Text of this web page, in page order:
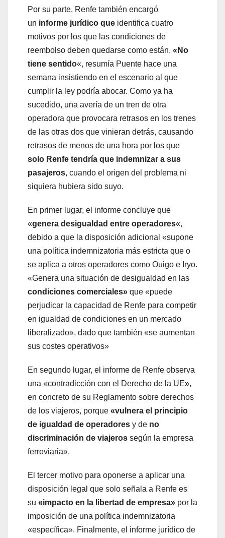
Por su parte, Renfe también encargó
un informe jurídico que identifica cuatro
motivos por los que las condiciones de
reembolso deben quedarse como están. «No
tiene sentido«, resumía Puente hace una
semana insistiendo en el escenario al que
cumplir la ley podría abocar. Como ya ha
sucedido, una avería de un tren de otra
operadora que provocara retrasos en los trenes
de las otras dos que vinieran detrás, causando
retrasos de menos de una hora por los que
solo Renfe tendría que indemnizar a sus
pasajeros, cuando el origen del problema ni
siquiera hubiera sido suyo.
En primer lugar, el informe concluye que
«genera desigualdad entre operadores«,
debido a que la disposición adicional «supone
una política indemnizatoria más estricta que o
se aplica a otros operadores como Ouigo e Iryo.
«Genera una situación de desigualdad en las
condiciones comerciales» que «puede
perjudicar la capacidad de Renfe para competir
en igualdad de condiciones en un mercado
liberalizado», dado que también «se aumentan
sus costes operativos»
En segundo lugar, el informe de Renfe observa
una «contradicción con el Derecho de la UE»,
en concreto de su Reglamento sobre derechos
de los viajeros, porque «vulnera el principio
de igualdad de operadores y de no
discriminación de viajeros según la empresa
ferroviaria».
El tercer motivo para oponerse a aplicar una
disposición legal que solo señala a Renfe es
su «impacto en la libertad de empresa» por la
imposición de una política indemnizatoria
«específica». Finalmente, el informe jurídico de